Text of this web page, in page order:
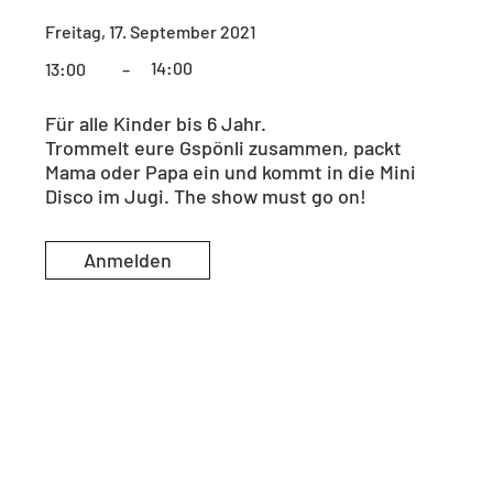
Freitag, 17. September 2021
13:00
14:00
–
Für alle Kinder bis 6 Jahr.
Trommelt eure Gspönli zusammen, packt
Mama oder Papa ein und kommt in die Mini
Disco im Jugi. The show must go on!
Anmelden